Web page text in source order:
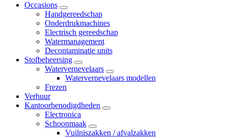
Occasions
Handgereedschap
Onderdrukmachines
Electrisch gereedschap
Watermanagement
Decontaminatie units
Stofbeheersing
Watervernevelaars
Watervernevelaars modellen
Frezen
Verhuur
Kantoorbenodigdheden
Electronica
Schoonmaak
Vuilniszakken / afvalzakken